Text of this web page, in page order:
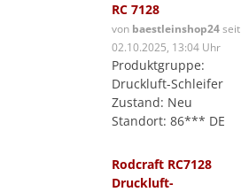
RC 7128
von baestleinshop24seit
02.10.2025, 13:04 Uhr
Produktgruppe:
Druckluft-Schleifer
Zustand: Neu
Standort: 86*** DE
Rodcraft RC7128
Druckluft-